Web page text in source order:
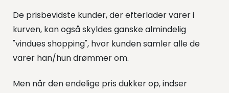
De prisbevidste kunder, der efterlader varer i
kurven, kan også skyldes ganske almindelig
"vindues shopping", hvor kunden samler alle de
varer han/hun drømmer om.
Men når den endelige pris dukker op, indser